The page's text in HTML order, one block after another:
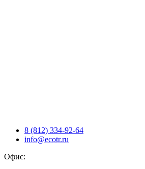
8 (812) 334-92-64
info@ecotr.ru
Офис: